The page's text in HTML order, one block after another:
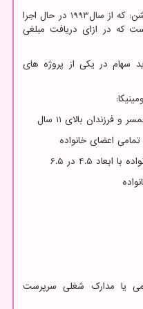
روش کمک بلاعوض به دولت یا دونیشن: که از سال1993 در حال اجرا
که در ازای دریافت مبلغی
سهام در یکی از پروژه های
بالای 11 سال
اعضای خانواده
4.5 در 6.5
یا مدارک شغلی سرپرست